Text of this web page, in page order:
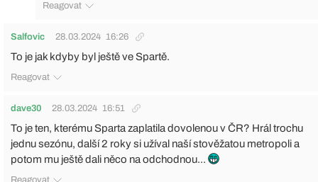
Reagovat
Salfovic 28.03.2024 16:26
To je jak kdyby byl ještě ve Spartě.
Reagovat
dave30 28.03.2024 16:51
To je ten, kterému Sparta zaplatila dovolenou v ČR? Hrál trochu
jednu sezónu, další 2 roky si užíval naší stověžatou metropoli a
potom mu ještě dali něco na odchodnou...